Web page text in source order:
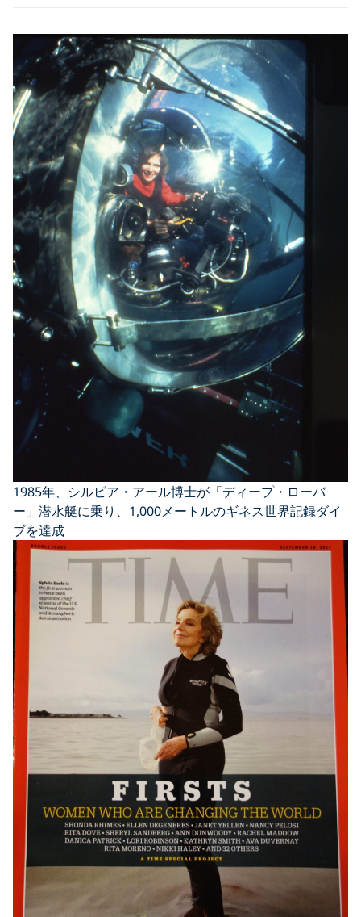
1985年、シルビア・アール博士が「ディープ・ローバ
ー」潜水艇に乗り、1,000メートルのギネス世界記録ダイ
ブを達成